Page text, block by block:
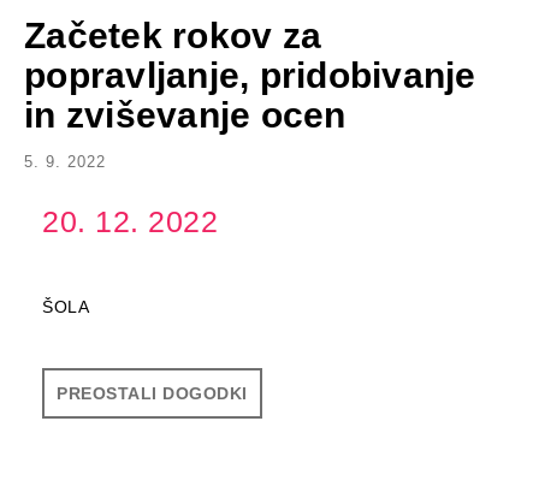
Začetek rokov za
popravljanje, pridobivanje
in zviševanje ocen
5. 9. 2022
20. 12. 2022
ŠOLA
PREOSTALI DOGODKI